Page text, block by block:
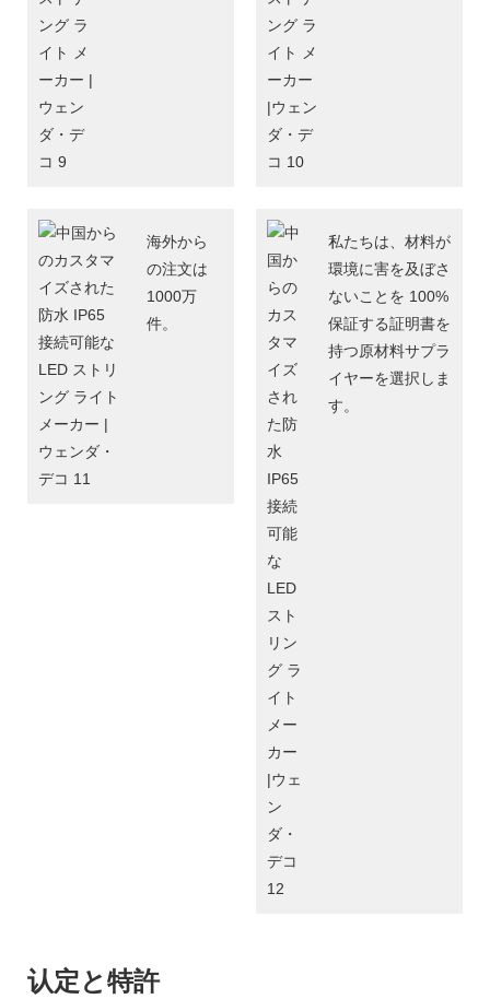
海外から
の注文は
1000万
件。
私たちは、材料が
環境に害を及ぼさ
ないことを 100%
保証する証明書を
持つ原材料サプラ
イヤーを選択しま
す。
认定と特許